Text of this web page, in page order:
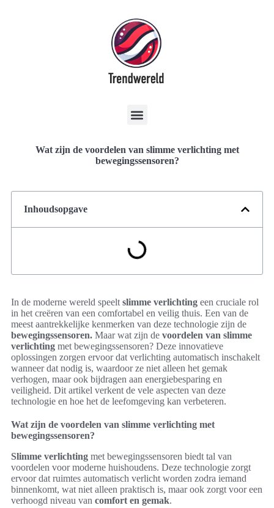
Wat zijn de voordelen van slimme verlichting met
bewegingssensoren?
Inhoudsopgave
In de moderne wereld speelt slimme verlichting een cruciale rol
in het creëren van een comfortabel en veilig thuis. Een van de
meest aantrekkelijke kenmerken van deze technologie zijn de
bewegingssensoren. Maar wat zijn de voordelen van slimme
verlichting met bewegingssensoren? Deze innovatieve
oplossingen zorgen ervoor dat verlichting automatisch inschakelt
wanneer dat nodig is, waardoor ze niet alleen het gemak
verhogen, maar ook bijdragen aan energiebesparing en
veiligheid. Dit artikel verkent de vele aspecten van deze
technologie en hoe het de leefomgeving kan verbeteren.
Wat zijn de voordelen van slimme verlichting met
bewegingssensoren?
Slimme verlichting met bewegingssensoren biedt tal van
voordelen voor moderne huishoudens. Deze technologie zorgt
ervoor dat ruimtes automatisch verlicht worden zodra iemand
binnenkomt, wat niet alleen praktisch is, maar ook zorgt voor een
verhoogd niveau van comfort en gemak.